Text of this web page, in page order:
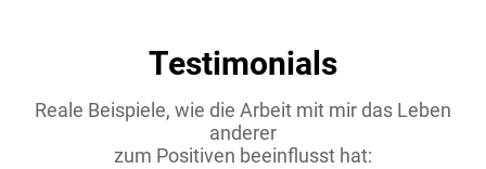
Testimonials
Reale Beispiele, wie die Arbeit mit mir das Leben
anderer
zum Positiven beeinflusst hat: